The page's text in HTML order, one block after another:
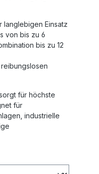
langlebigen Einsatz
von bis zu 6
bis zu 12
für höchste
für
industrielle